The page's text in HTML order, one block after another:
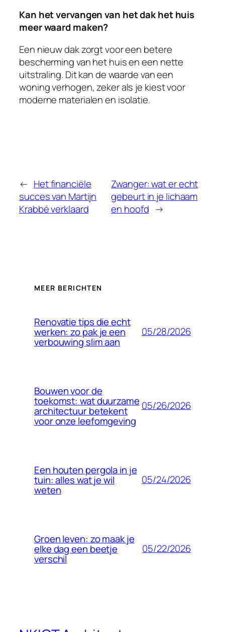
Kan het vervangen van het dak het huis
meer waard maken?
Een nieuw dak zorgt voor een betere
bescherming van het huis en een nette
uitstraling. Dit kan de waarde van een
woning verhogen, zeker als je kiest voor
moderne materialen en isolatie.
← Het financiële
succes van Martijn
Krabbé verklaard
Zwanger: wat er echt
gebeurt in je lichaam
en hoofd →
MEER BERICHTEN
Renovatie tips die echt
werken: zo pak je een
verbouwing slim aan
05/28/2026
Bouwen voor de
toekomst: wat duurzame
architectuur betekent
voor onze leefomgeving
05/26/2026
Een houten pergola in je
tuin: alles wat je wil
weten
05/24/2026
Groen leven: zo maak je
elke dag een beetje
verschil
05/22/2026